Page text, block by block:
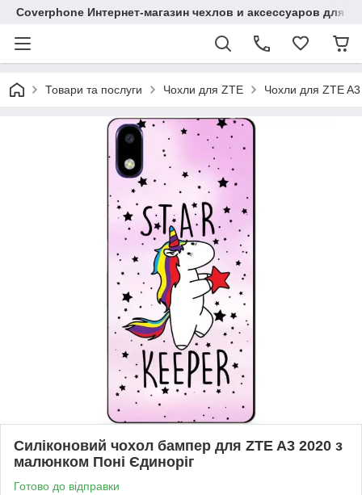
Coverphone Интернет-магазин чехлов и аксессуаров для
Товари та послуги Чохли для ZTE Чохли для ZTE
Силіконовий чохол бампер для ZTE A3 2020 з
малюнком Поні Єдиноріг
Готово до відправки